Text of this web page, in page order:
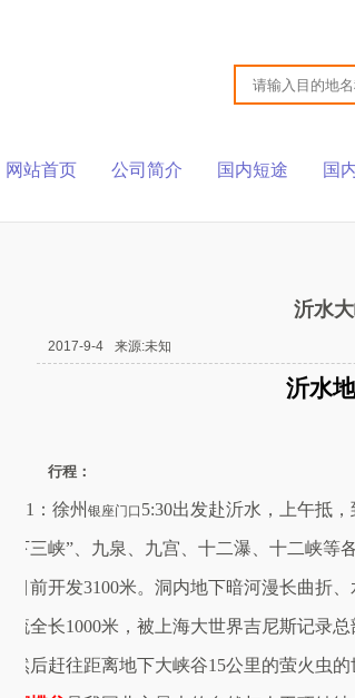
网站首页 公司简介 国内短途 国
沂水
2017-9-4 来源:未知
沂水
行程：
D1 ：徐州 银座门口 5:30出发赴沂水，上午抵，
下三峡”、九泉、九宫、十二瀑、十二峡
目前开发3100米。洞内地下暗河漫长曲折
流全长1000米，被上海大世界吉尼斯记录总
然后赶往距离地下大峡谷15公里的萤火虫